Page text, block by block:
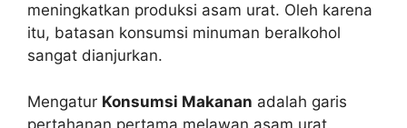
meningkatkan produksi asam urat. Oleh karena
itu, batasan konsumsi minuman beralkohol
sangat dianjurkan.
Mengatur Konsumsi Makanan adalah garis
pertahanan pertama melawan asam urat.